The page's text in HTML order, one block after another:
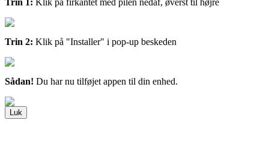
Trin 1: Klik på firkantet med pilen nedaf, øverst til højre
Trin 2: Klik på "Installer" i pop-up beskeden
Sådan! Du har nu tilføjet appen til din enhed.
Luk